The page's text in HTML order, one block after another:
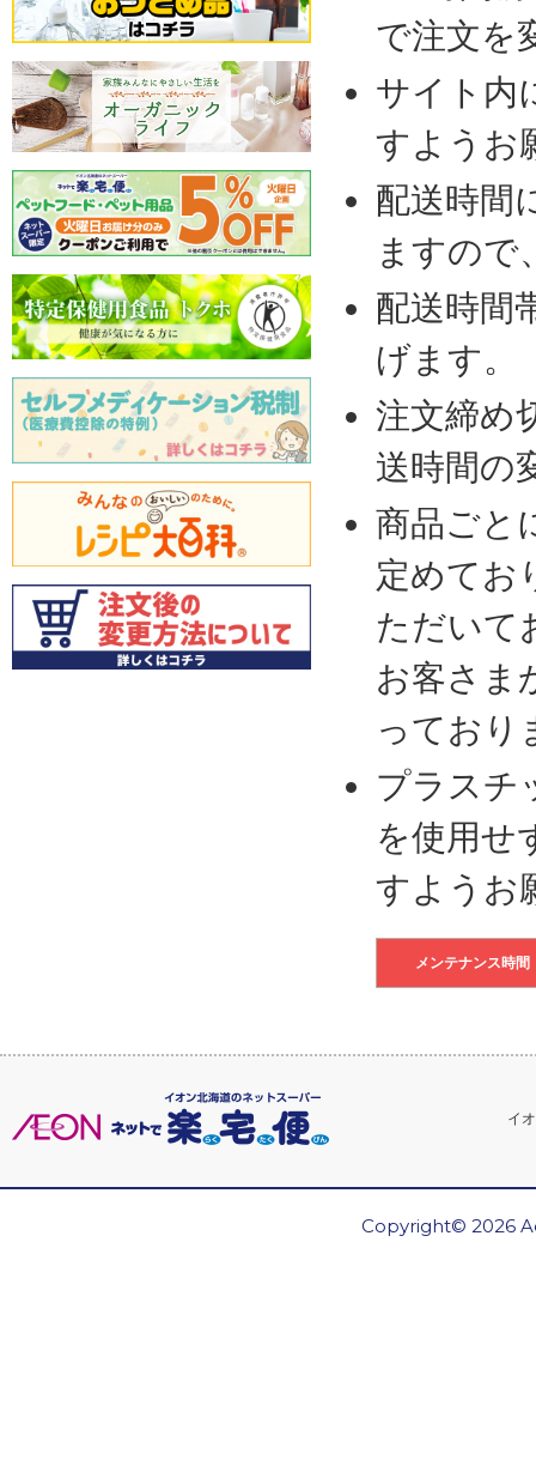
で注文を
サイト内
すようお
配送時間
ますので
配送時間
げます。
注文締め
送時間の
商品ごと
定めてお
ただいて
お客さま
っており
プラスチ
を使用せ
すようお
メンテナンス時間
イ
Copyright© 2026